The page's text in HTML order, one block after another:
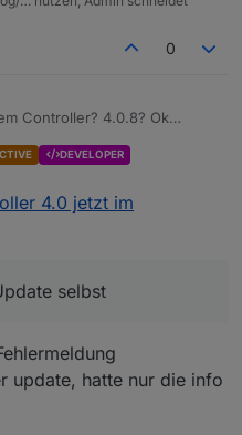
0
Controller? 4.0.8? Ok
korrekt das der Fehler bei
kam aber alles tut?
wenn du restartest?
von davor und danach. Am
selbst. Ist zu arg
DEVELOPER
4.0 jetzt im
selbst
update, hatte nur die info